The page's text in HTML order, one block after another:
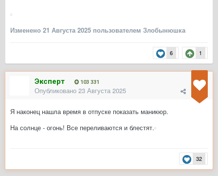
Изменено 21 Августа 2025 пользователем Злобынюшка
6 1
Эксперт 103 331
Опубликовано 23 Августа 2025
Я наконец нашла время в отпуске показать маникюр.
На солнце - огонь! Все переливаются и блестят.
32